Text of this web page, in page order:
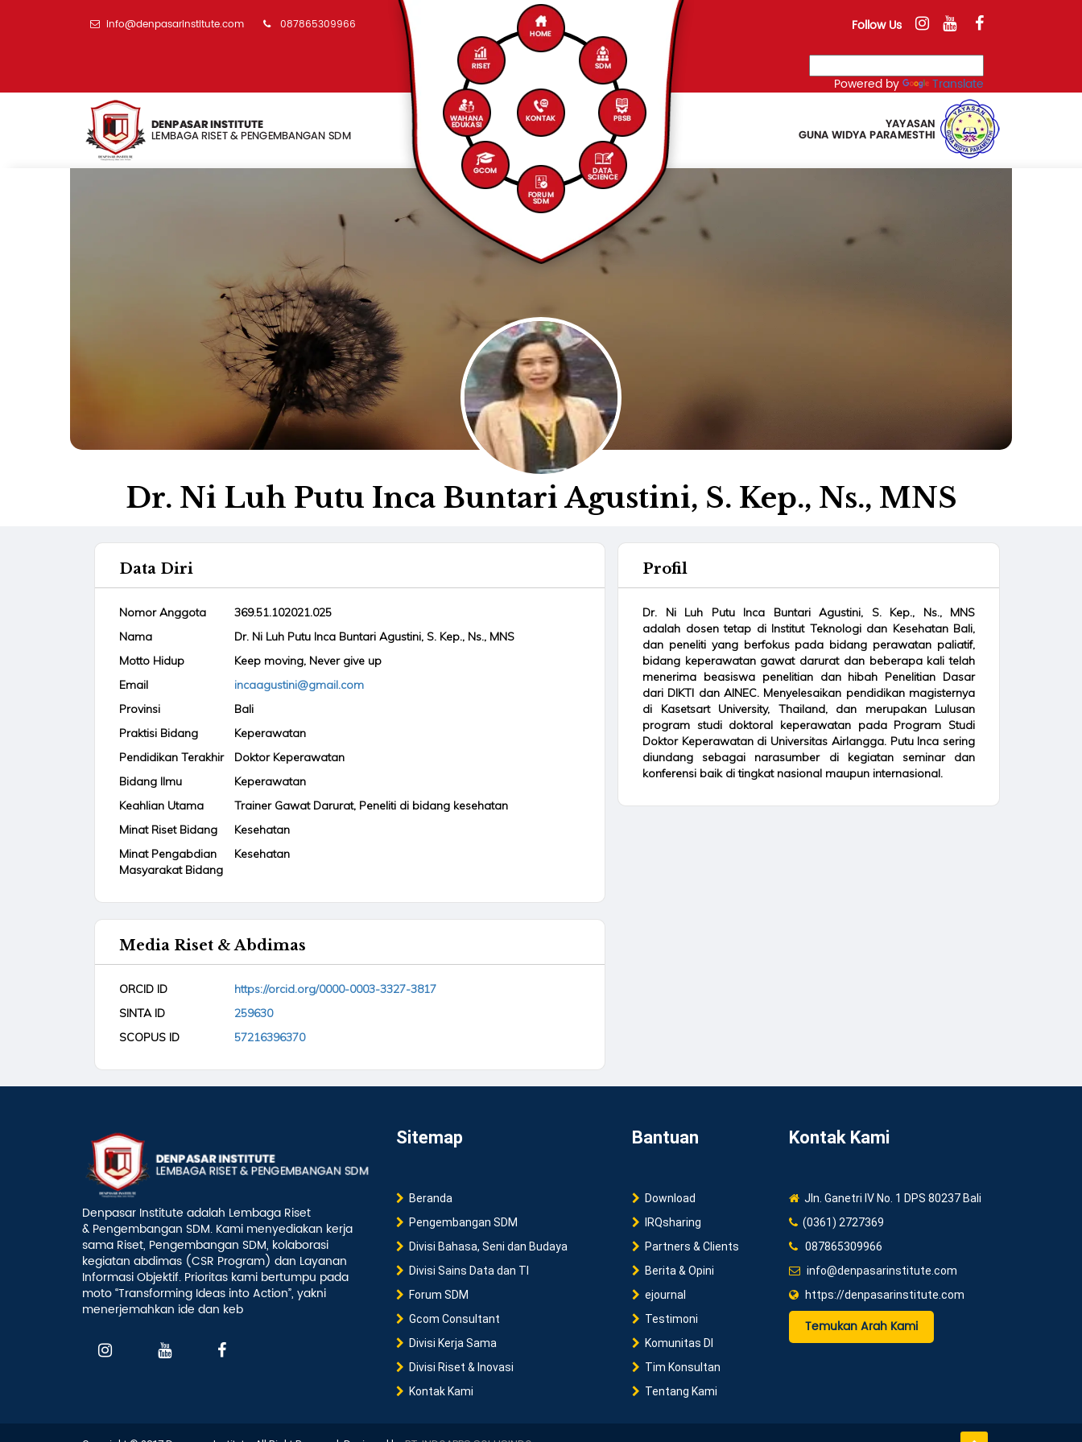
info@denpasarinstitute.com 087865309966 Follow Us
Powered by Translate
Dr. Ni Luh Putu Inca Buntari Agustini, S. Kep., Ns., MNS
Data Diri
Nomor Anggota
369.51.102021.025
Nama
Dr. Ni Luh Putu Inca Buntari Agustini, S. Kep., Ns., MNS
Motto Hidup
Keep moving, Never give up
Email
incaagustini@gmail.com
Provinsi
Bali
Praktisi Bidang
Keperawatan
Pendidikan Terakhir
Doktor Keperawatan
Bidang Ilmu
Keperawatan
Keahlian Utama
Trainer Gawat Darurat, Peneliti di bidang kesehatan
Minat Riset Bidang
Kesehatan
Minat Pengabdian
Masyarakat Bidang
Kesehatan
Media Riset & Abdimas
ORCID ID
https://orcid.org/0000-0003-3327-3817
SINTA ID
259630
SCOPUS ID
57216396370
Profil
Dr. Ni Luh Putu Inca Buntari Agustini, S. Kep., Ns., MNS
adalah dosen tetap di Institut Teknologi dan Kesehatan Bali,
dan peneliti yang berfokus pada bidang perawatan paliatif,
bidang keperawatan gawat darurat dan beberapa kali telah
menerima beasiswa penelitian dan hibah Penelitian Dasar
dari DIKTI dan AINEC. Menyelesaikan pendidikan magisternya
di Kasetsart University, Thailand, dan merupakan Lulusan
program studi doktoral keperawatan pada Program Studi
Doktor Keperawatan di Universitas Airlangga. Putu Inca sering
diundang sebagai narasumber di kegiatan seminar dan
konferensi baik di tingkat nasional maupun internasional.
Denpasar Institute adalah Lembaga Riset
& Pengembangan SDM. Kami menyediakan kerja
sama Riset, Pengembangan SDM, kolaborasi
kegiatan abdimas (CSR Program) dan Layanan
Informasi Objektif. Prioritas kami bertumpu pada
moto “Transforming Ideas into Action”, yakni
menerjemahkan ide dan keb
Sitemap
Beranda
Pengembangan SDM
Divisi Bahasa, Seni dan Budaya
Divisi Sains Data dan TI
Forum SDM
Gcom Consultant
Divisi Kerja Sama
Divisi Riset & Inovasi
Kontak Kami
Bantuan
Download
IRQsharing
Partners & Clients
Berita & Opini
ejournal
Testimoni
Komunitas DI
Tim Konsultan
Tentang Kami
Kontak Kami
Jln. Ganetri IV No. 1 DPS 80237 Bali
(0361) 2727369
087865309966
info@denpasarinstitute.com
https://denpasarinstitute.com
Temukan Arah Kami